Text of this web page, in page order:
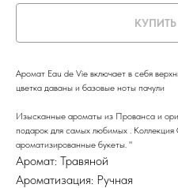
КУПИТЬ
Аромат Eau de Vie включает в себя
цветка даваны и базовые ноты пачули
Изысканные ароматы из Прованса и
подарок для самых любимых .
ароматизированные букеты. "
Аромат: Травяной
Ароматизация: Ручная